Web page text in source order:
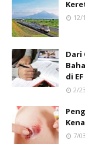
12/
Dari
di
2/
7/